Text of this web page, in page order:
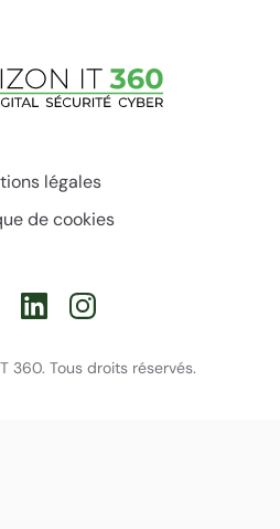
légales
de cookies
360. Tous droits réservés.